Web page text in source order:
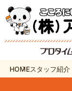
HOMEスタッフ紹介